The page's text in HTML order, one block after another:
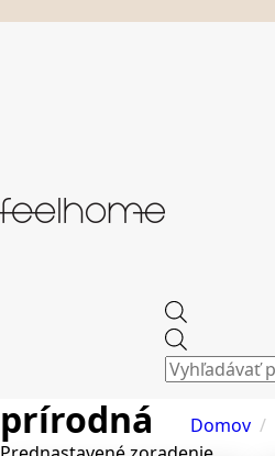
search
prírodná Domov